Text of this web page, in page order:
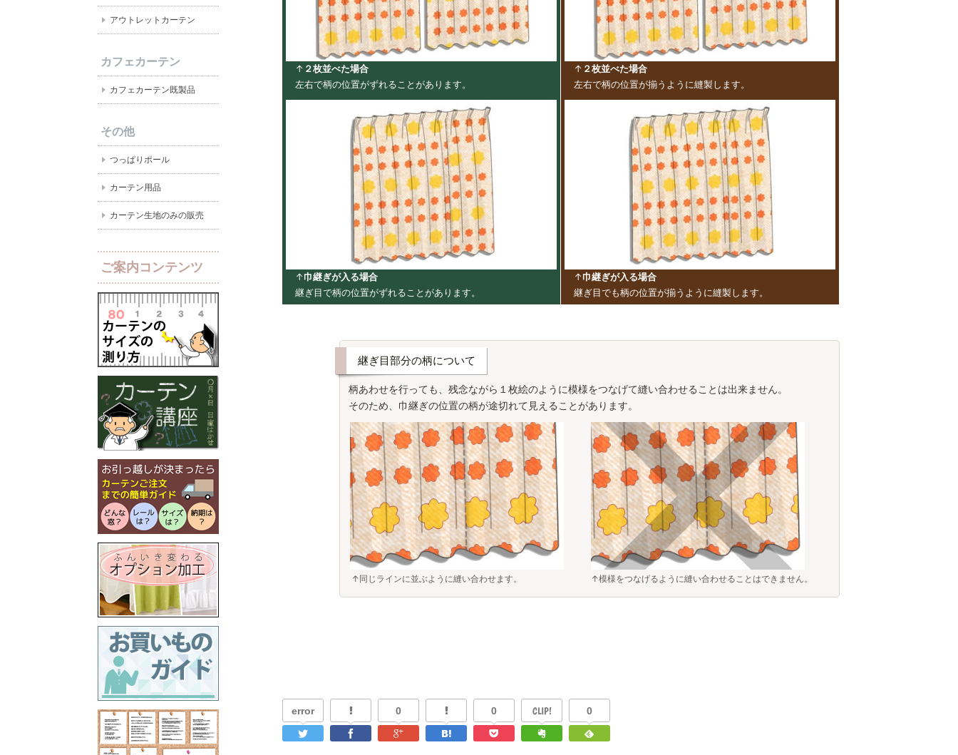
↑ ２枚並べた場合
左右で柄の位置がずれることがあります。
↑ ２枚並べた場合
左右で柄の位置が揃うように縫製します。
↑巾継ぎが入る場合
継ぎ目で柄の位置がずれることがあります。
↑巾継ぎが入る場合
継ぎ目でも柄の位置が揃うように縫製します。
継ぎ目部分の柄について
柄あわせを行っても、残念ながら１枚絵のように模様をつなげて縫い合わせることは出来ません。
そのため、巾継ぎの位置の柄が途切れて見えることがあります。
↑同じラインに並ぶように縫い合わせます。 ↑模様をつなげるように縫い合わせることはできません。
error 0 0 CLIP! 0
アウトレットカーテン
カフェカーテン
カフェカーテン既製品
その他
つっぱりポール
カーテン用品
カーテン生地のみの販売
ご案内コンテンツ